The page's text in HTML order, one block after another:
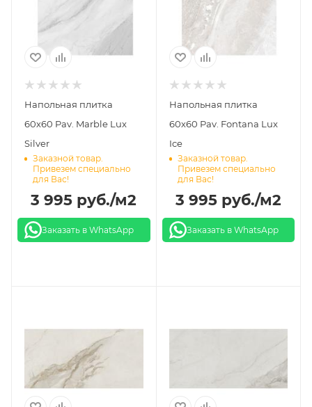
Напольная плитка
60х60 Pav. Marble Lux
Silver
Заказной товар.
Привезем специально
для Вас!
3 995 руб./м2
Заказать в WhatsApp
Напольная плитка
60х60 Pav. Fontana Lux
Ice
Заказной товар.
Привезем специально
для Вас!
3 995руб./м2
Заказать в WhatsApp